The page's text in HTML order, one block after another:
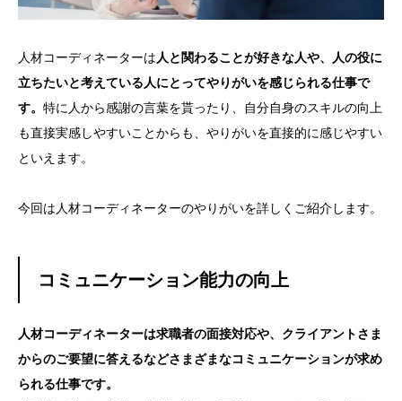
人材コーディネーターは人と関わることが好きな人や、人の役に
立ちたいと考えている人にとってやりがいを感じられる仕事で
す。 特に人から感謝の言葉を貰ったり、自分自身のスキルの向上
も直接実感しやすいことからも、やりがいを直接的に感じやすい
といえます。
今回は人材コーディネーターのやりがいを詳しくご紹介します。
コミュニケーション能力の向上
人材コーディネーターは求職者の面接対応や、クライアントさま
からのご要望に答えるなどさまざまなコミュニケーションが求め
られる仕事です。